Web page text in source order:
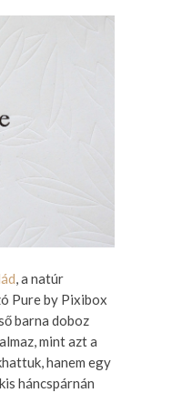
, a natúr
Pure by Pixibox
barna doboz
mint azt a
hanem egy
háncspárnán